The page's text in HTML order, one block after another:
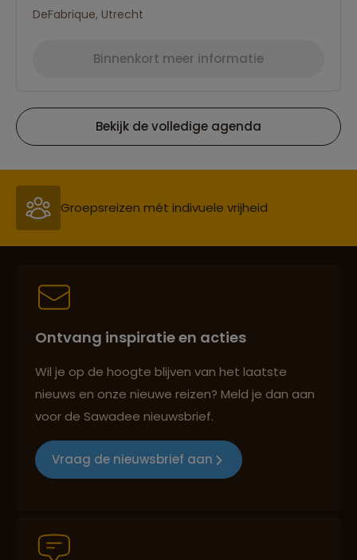
DeFabrique, Utrecht
Binnenkort meer informatie
Bekijk de volledige agenda
Reizen met oog voor mens, cultuur en milieu
Groepsreizen mét indivuele vrijheid
Persoonlijk en deskundig reisadvies
Reizen met oog voor mens, cultuur en milieu
Ontvang inspiratie en acties
Wil je op de hoogte blijven van het laatste
nieuws en onze nieuwe reizen? Meld je dan aan
voor de Sawadee nieuwsbrief.
Vraag de nieuwsbrief aan